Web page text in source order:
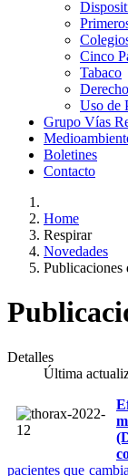
Cinco
Tabaco
Uso de
Grupo Vías
Boletines
Contacto
Home
Respirar
Novedades
Publicaciones
Detalles
Última
pacientes que